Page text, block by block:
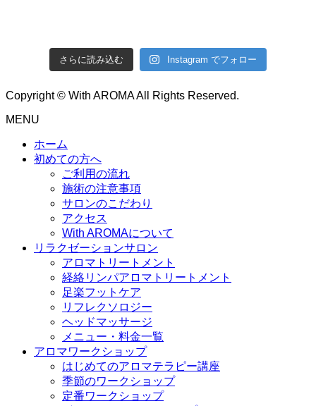
さらに読み込む Instagram でフォロー
Copyright © With AROMA All Rights Reserved.
MENU
ホーム
初めての方へ
ご利用の流れ
施術の注意事項
サロンのこだわり
アクセス
With AROMAについて
リラクゼーションサロン
アロマトリートメント
経絡リンパアロマトリートメント
足楽フットケア
リフレクソロジー
ヘッドマッサージ
メニュー・料金一覧
アロマワークショップ
はじめてのアロマテラピー講座
季節のワークショップ
定番ワークショップ